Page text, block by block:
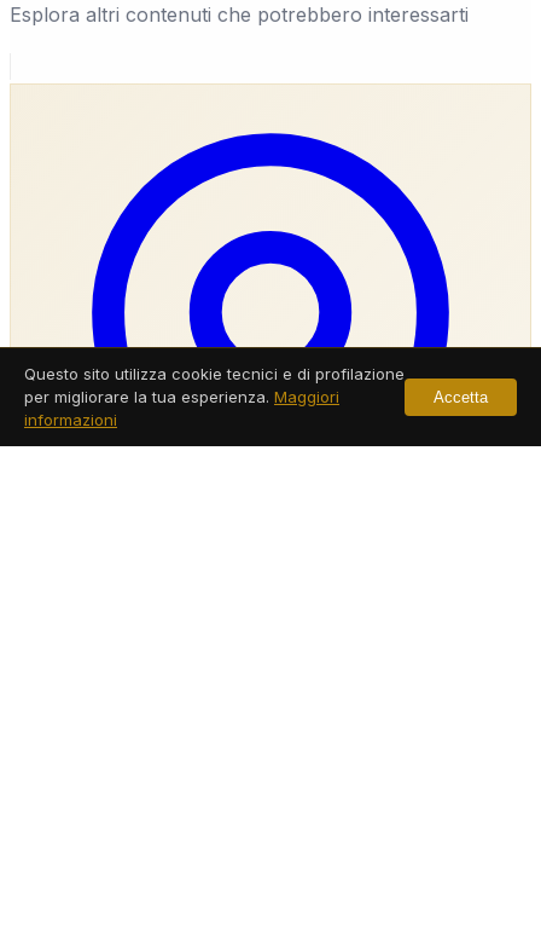
Esplora altri contenuti che potrebbero interessarti
Questo sito utilizza cookie tecnici e di profilazione
per migliorare la tua esperienza. Maggiori
informazioni
Accetta